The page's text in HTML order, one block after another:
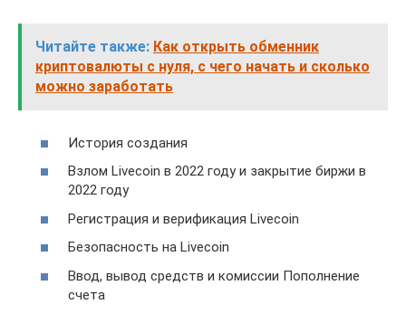
Читайте также: Как открыть обменник
криптовалюты с нуля, с чего начать и сколько
можно заработать
История создания
Взлом Livecoin в 2022 году и закрытие биржи в
2022 году
Регистрация и верификация Livecoin
Безопасность на Livecoin
Ввод, вывод средств и комиссии Пополнение
счета